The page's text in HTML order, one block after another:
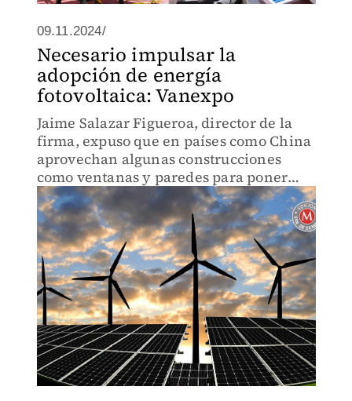
09.11.2024/
Necesario impulsar la
adopción de energía
fotovoltaica: Vanexpo
Jaime Salazar Figueroa, director de la
firma, expuso que en países como China
aprovechan algunas construcciones
como ventanas y paredes para poner
paneles y con ellos generar energía con
el sol.